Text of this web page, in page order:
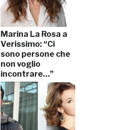
Marina La Rosa a
Verissimo: “Ci
sono persone che
non voglio
incontrare…”